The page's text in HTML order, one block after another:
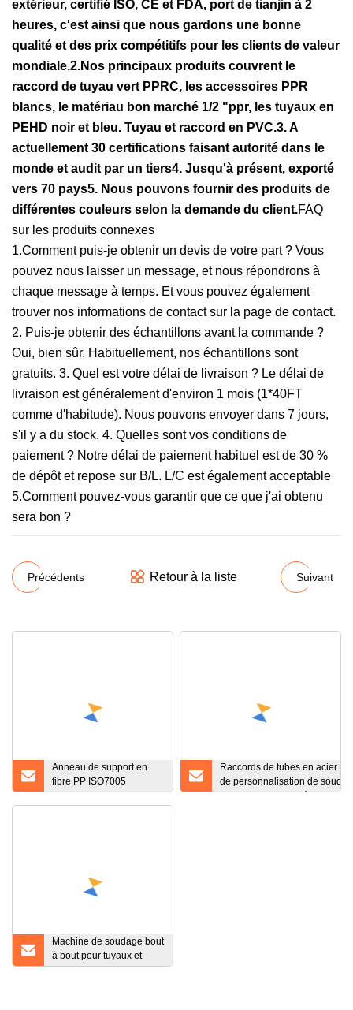
extérieur, certifié ISO, CE et FDA, port de tianjin à 2
heures, c'est ainsi que nous gardons une bonne
qualité et des prix compétitifs pour les clients de valeur
mondiale.2.Nos principaux produits couvrent le
raccord de tuyau vert PPRC, les accessoires PPR
blancs, le matériau bon marché 1/2 "ppr, les tuyaux en
PEHD noir et bleu. Tuyau et raccord en PVC.3. A
actuellement 30 certifications faisant autorité dans le
monde et audit par un tiers4. Jusqu'à présent, exporté
vers 70 pays5. Nous pouvons fournir des produits de
différentes couleurs selon la demande du client.FAQ
sur les produits connexes
1.Comment puis-je obtenir un devis de votre part ? Vous
pouvez nous laisser un message, et nous répondrons à
chaque message à temps. Et vous pouvez également
trouver nos informations de contact sur la page de contact.
2. Puis-je obtenir des échantillons avant la commande ?
Oui, bien sûr. Habituellement, nos échantillons sont
gratuits. 3. Quel est votre délai de livraison ? Le délai de
livraison est généralement d'environ 1 mois (1*40FT
comme d'habitude). Nous pouvons envoyer dans 7 jours,
s'il y a du stock. 4. Quelles sont vos conditions de
paiement ? Notre délai de paiement habituel est de 30 %
de dépôt et repose sur B/L. L/C est également acceptable
5.Comment pouvez-vous garantir que ce que j'ai obtenu
sera bon ?
Précédents Retour à la liste Suivant
Anneau de support en
fibre PP ISO7005
ANSI150 As2129 T/ET/D
Raccords de tubes en acier
de personnalisation de
bout/coude/brides/réducteur/
Machine de soudage bout
à bout pour tuyaux et
raccords PPR avec